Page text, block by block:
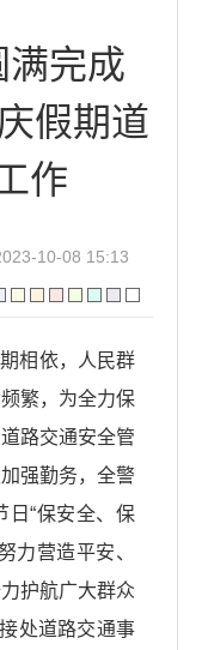
满完成
假期道
作
10-08 15:13
相依，人民群
繁，为全力保
路交通安全管
强勤务，全警
日“保安全、保
力营造平安、
护航广大群众
处道路交通事